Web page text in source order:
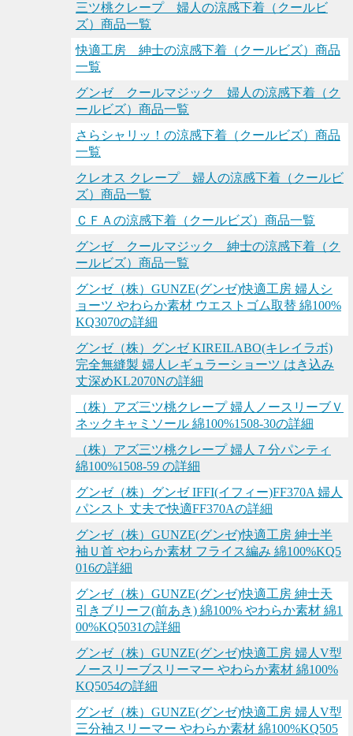
三ツ桃クレープ 婦人の涼感下着（クールビ
ズ）商品一覧
快適工房 紳士の涼感下着（クールビズ）商品
一覧
グンゼ クールマジック 婦人の涼感下着（ク
ールビズ）商品一覧
さらシャリッ！の涼感下着（クールビズ）商品
一覧
クレオス クレープ 婦人の涼感下着（クールビ
ズ）商品一覧
ＣＦＡの涼感下着（クールビズ）商品一覧
グンゼ クールマジック 紳士の涼感下着（ク
ールビズ）商品一覧
グンゼ（株）GUNZE(グンゼ)快適工房 婦人シ
ョーツ やわらか素材 ウエストゴム取替 綿100%
KQ3070の詳細
グンゼ（株）グンゼ KIREILABO(キレイラボ)
完全無縫製 婦人レギュラーショーツ はき込み
丈深めKL2070Nの詳細
（株）アズ三ツ桃クレープ 婦人ノースリーブＶ
ネックキャミソール 綿100%1508-30の詳細
（株）アズ三ツ桃クレープ 婦人７分パンティ
綿100%1508-59 の詳細
グンゼ（株）グンゼ IFFI(イフィー)FF370A 婦人
パンスト 丈夫で快適FF370Aの詳細
グンゼ（株）GUNZE(グンゼ)快適工房 紳士半
袖Ｕ首 やわらか素材 フライス編み 綿100%KQ5
016の詳細
グンゼ（株）GUNZE(グンゼ)快適工房 紳士天
引きブリーフ(前あき) 綿100% やわらか素材 綿1
00%KQ5031の詳細
グンゼ（株）GUNZE(グンゼ)快適工房 婦人V型
ノースリーブスリーマー やわらか素材 綿100%
KQ5054の詳細
グンゼ（株）GUNZE(グンゼ)快適工房 婦人V型
三分袖スリーマー やわらか素材 綿100%KQ505